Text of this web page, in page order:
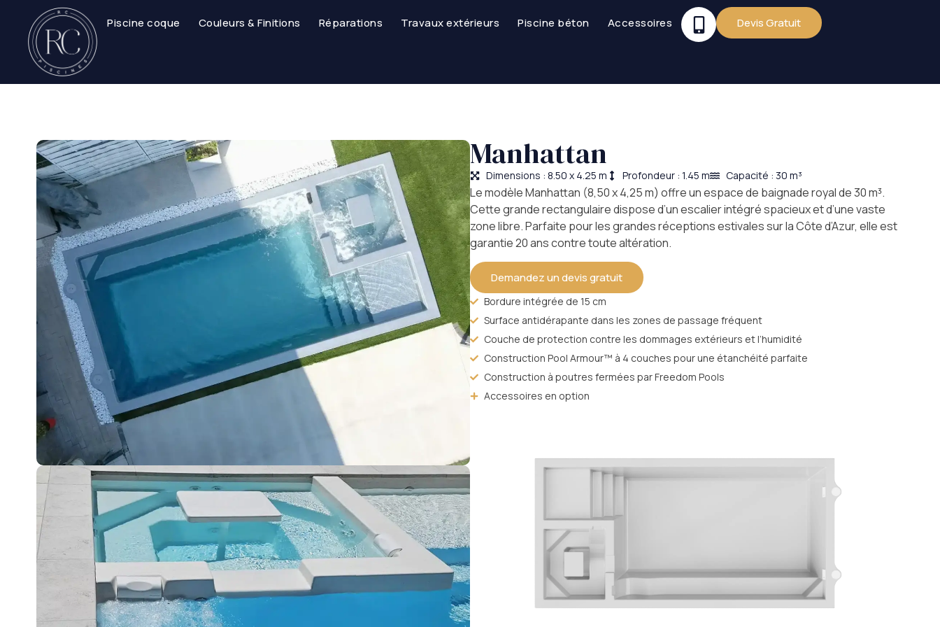
Piscine coque Couleurs & Finitions Réparations Travaux extérieurs Piscine béton Accessoires Devis Gratuit
Manhattan
Dimensions : 8.50 x 4.25 m Profondeur : 1.45 m Capacité : 30 m³
Le modèle Manhattan (8,50 x 4,25 m) offre un espace de baignade royal de 30 m³.
Cette grande rectangulaire dispose d’un escalier intégré spacieux et d’une vaste
zone libre. Parfaite pour les grandes réceptions estivales sur la Côte d’Azur, elle est
garantie 20 ans contre toute altération.
Demandez un devis gratuit
Bordure intégrée de 15 cm
Surface antidérapante dans les zones de passage fréquent
Couche de protection contre les dommages extérieurs et l’humidité
Construction Pool Armour™ à 4 couches pour une étanchéité parfaite
Construction à poutres fermées par Freedom Pools
Accessoires en option